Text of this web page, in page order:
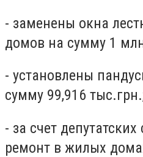
- заменены окна
домов на сумму 1
- установлены
сумму 99,916
- за счет
ремонт в жилых